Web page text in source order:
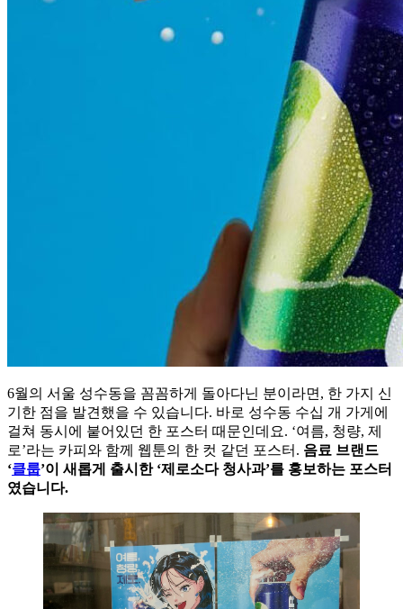
6월의 서울 성수동을 꼼꼼하게 돌아다닌 분이라면, 한 가지 신
기한 점을 발견했을 수 있습니다. 바로 성수동 수십 개 가게에
걸쳐 동시에 붙어있던 한 포스터 때문인데요. ‘여름, 청량, 제
로’라는 카피와 함께 웹툰의 한 컷 같던 포스터. 음료 브랜드
‘클룹’이 새롭게 출시한 ‘제로소다 청사과’를 홍보하는 포스터
였습니다.